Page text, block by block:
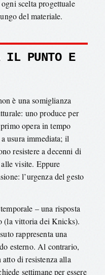
scelta progettuale
del materiale.
IL PUNTO E
è una somiglianza
uno produce per
opera in tempo
usura immediata; il
resistere a decenni di
visite. Eppure
l’urgenza del gesto
– una risposta
(la vittoria dei Knicks).
rappresenta una
esterno. Al contrario,
di resistenza alla
settimane per essere